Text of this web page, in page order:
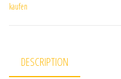
kaufen
DESCRIPTION